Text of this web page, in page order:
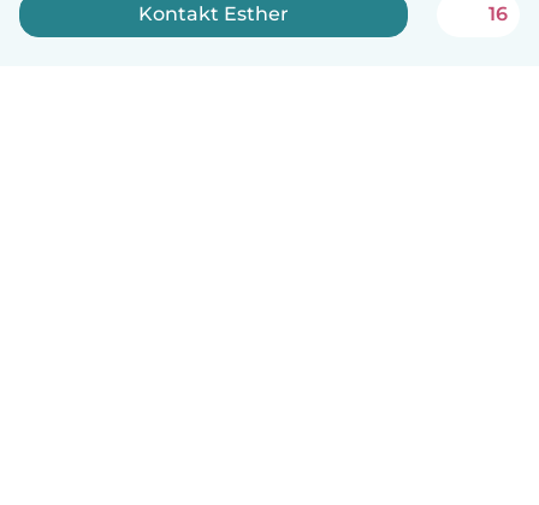
Kontakt Esther 16